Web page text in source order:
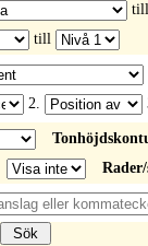
till
2.